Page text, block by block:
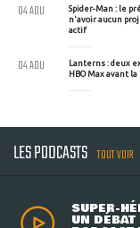
Spider-Man : le
n'avoir aucun
actif
04 AOU
Lanterns : deux
HBO Max avant
04 AOU
LES PODCASTS TOUT VOIR
SUPER-
UN